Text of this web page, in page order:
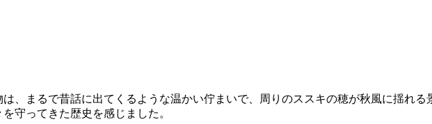
、まるで昔話に出てくるような温かい佇まいで、周りのススキの穂が秋風に揺れる
守ってきた歴史を感じました。